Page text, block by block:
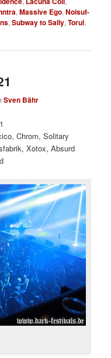
,Massive Ego,Noisuf-
,Subway to Sally,Torul,
Sven Bähr
Chrom, Solitary
Xotox, Absurd